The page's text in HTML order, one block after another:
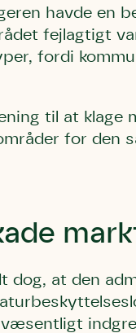
havde en
fejlagtigt
fordi
til at klage
for
dog, at den
Efternavn
Danmarks
og andre
enhver tid
Efternavn
Email
Danmarks
at
Efternavn
Danmarks
støttemuligheder. Jeg kan til
tilbagekalde